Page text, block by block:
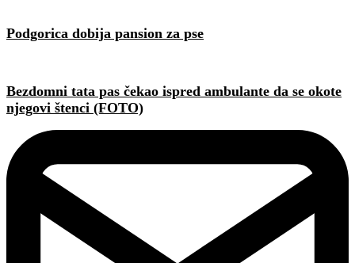
Podgorica dobija pansion za pse
Bezdomni tata pas čekao ispred ambulante da se okote
njegovi štenci (FOTO)